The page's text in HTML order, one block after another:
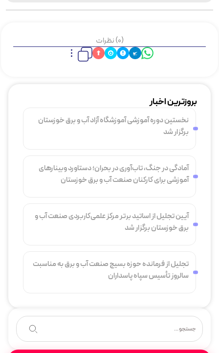
بروزترین اخبار
نخستین دوره آموزشی آموزشگاه آزاد آب و برق خوزستان
برگزار شد
آمادگی در جنگ، تاب‌آوری در بحران؛ دستاورد وبینارهای
آموزشی برای کارکنان صنعت آب و برق خوزستان
آیین تجلیل از اساتید برتر مرکز علمی‌کاربردی صنعت آب و
برق خوزستان برگزار شد
تجلیل از فرمانده حوزه بسیج صنعت آب و برق به مناسبت
سالروز تأسیس سپاه پاسداران
(0) نظرات